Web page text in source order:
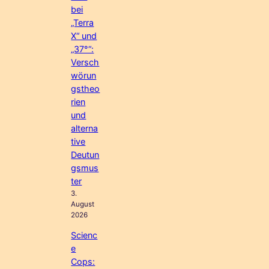
bei
„Terra
X“ und
„37°“:
Versch
wörun
gstheo
rien
und
alterna
tive
Deutun
gsmus
ter
3.
August
2026
Scienc
e
Cops: